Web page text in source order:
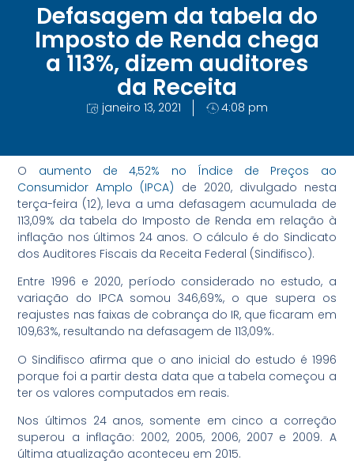
Defasagem da tabela do
Imposto de Renda chega
a 113%, dizem auditores
da Receita
janeiro 13, 2021 4:08 pm
O aumento de 4,52% no Índice de Preços ao
Consumidor Amplo (IPCA) de 2020, divulgado nesta
terça-feira (12), leva a uma defasagem acumulada de
113,09% da tabela do Imposto de Renda em relação à
inflação nos últimos 24 anos. O cálculo é do Sindicato
dos Auditores Fiscais da Receita Federal (Sindifisco).
Entre 1996 e 2020, período considerado no estudo, a
variação do IPCA somou 346,69%, o que supera os
reajustes nas faixas de cobrança do IR, que ficaram em
109,63%, resultando na defasagem de 113,09%.
O Sindifisco afirma que o ano inicial do estudo é 1996
porque foi a partir desta data que a tabela começou a
ter os valores computados em reais.
Nos últimos 24 anos, somente em cinco a correção
superou a inflação: 2002, 2005, 2006, 2007 e 2009. A
última atualização aconteceu em 2015.